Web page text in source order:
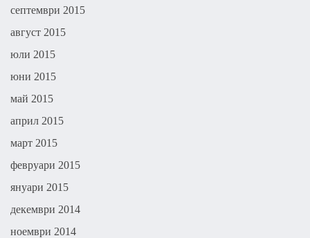
септември 2015
август 2015
юли 2015
юни 2015
май 2015
април 2015
март 2015
февруари 2015
януари 2015
декември 2014
ноември 2014